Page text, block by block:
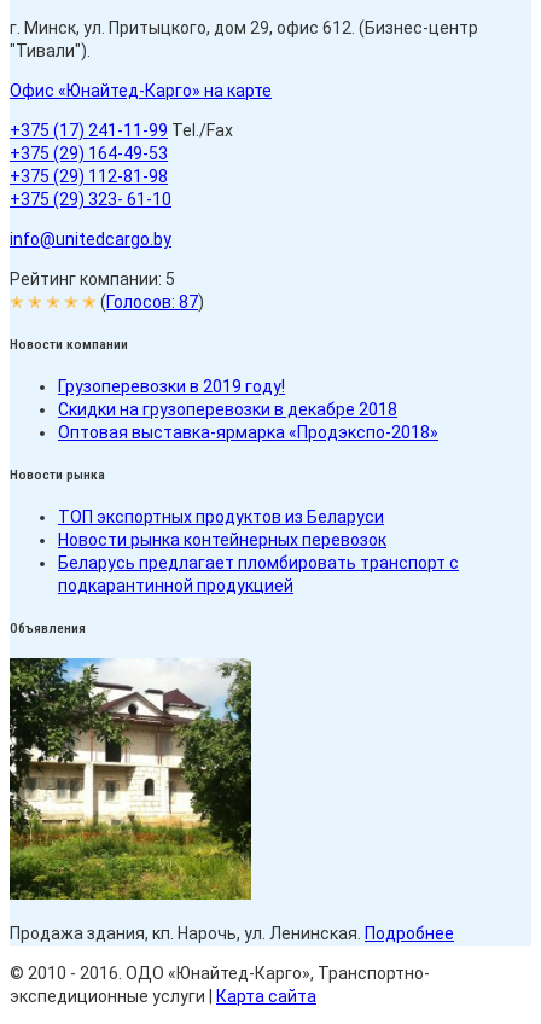
г. Минск, ул. Притыцкого, дом 29, офис 612. (Бизнес-центр
"Тивали").
Офис «Юнайтед-Карго» на карте
+375 (17) 241-11-99 Tel./Fax
+375 (29) 164-49-53
+375 (29) 112-81-98
+375 (29) 323- 61-10
info@unitedcargo.by
Рейтинг компании: 5
✭ ✭ ✭ ✭ ✭ (Голосов: 87)
Новости компании
Грузоперевозки в 2019 году!
Скидки на грузоперевозки в декабре 2018
Оптовая выставка-ярмарка «Продэкспо-2018»
Новости рынка
ТОП экспортных продуктов из Беларуси
Новости рынка контейнерных перевозок
Беларусь предлагает пломбировать транспорт с
подкарантинной продукцией
Объявления
Продажа здания, кп. Нарочь, ул. Ленинская. Подробнее
© 2010 - 2016. ОДО «Юнайтед-Карго», Транспортно-
экспедиционные услуги |
Карта сайта